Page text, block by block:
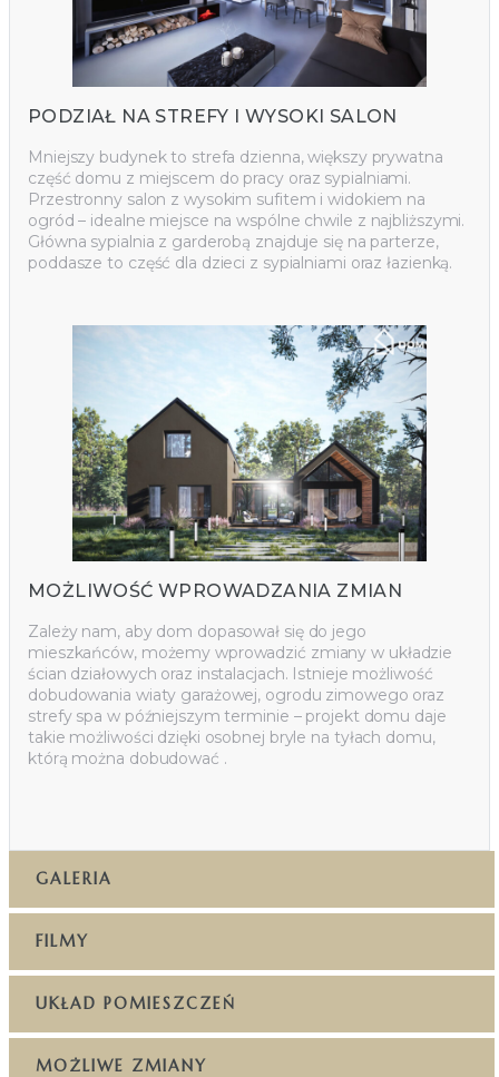
PODZIAŁ NA STREFY I WYSOKI SALON
Mniejszy budynek to strefa dzienna, większy prywatna
część domu z miejscem do pracy oraz sypialniami.
Przestronny salon z wysokim sufitem i widokiem na
ogród – idealne miejsce na wspólne chwile z najbliższymi.
Główna sypialnia z garderobą znajduje się na parterze,
poddasze to część dla dzieci z sypialniami oraz łazienką.
MOŻLIWOŚĆ WPROWADZANIA ZMIAN
Zależy nam, aby dom dopasował się do jego
mieszkańców, możemy wprowadzić zmiany w układzie
ścian działowych oraz instalacjach. Istnieje możliwość
dobudowania wiaty garażowej, ogrodu zimowego oraz
strefy spa w późniejszym terminie – projekt domu daje
takie możliwości dzięki osobnej bryle na tyłach domu,
którą można dobudować .
GALERIA
FILMY
UKŁAD POMIESZCZEŃ
MOŻLIWE ZMIANY